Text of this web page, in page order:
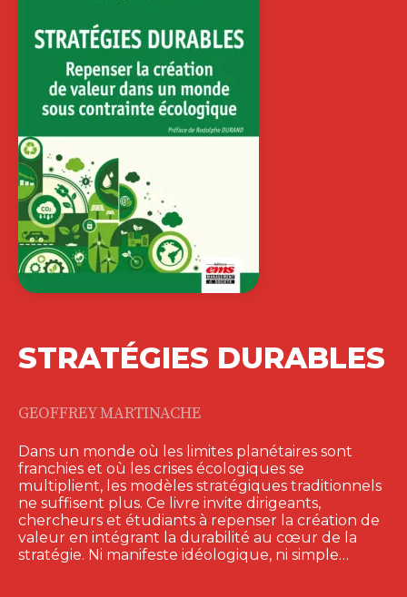
STRATÉGIES DURABLES
GEOFFREY MARTINACHE
Dans un monde où les limites planétaires sont
franchies et où les crises écologiques se
multiplient, les modèles stratégiques traditionnels
ne suffisent plus. Ce livre invite dirigeants,
chercheurs et étudiants à repenser la création de
valeur en intégrant la durabilité au cœur de la
stratégie. Ni manifeste idéologique, ni simple…